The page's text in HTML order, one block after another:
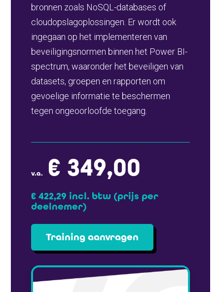
bronnen zoals NoSQL-databases of
cloudopslagoplossingen. Er wordt ook
ingegaan op het implementeren van
beveiligingsnormen binnen het Power BI-
spectrum, waaronder het beveiligen van
datasets, groepen en rapporten om
gevoelige informatie te beschermen
tegen ongeoorloofde toegang.
v.a. € 349,00
€ 422,29 incl. btw (prijs per
deelnemer)
Training aanvragen